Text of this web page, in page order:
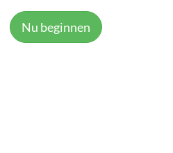
Nu beginnen